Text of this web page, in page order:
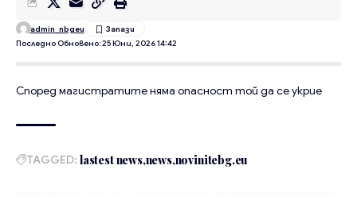
Последно Обновено: 25 Юни, 2026 14:42
admin_nbgeu
Според магистратите няма опасност той да се укрие
TAGGED: lastest news news novinitebg.eu